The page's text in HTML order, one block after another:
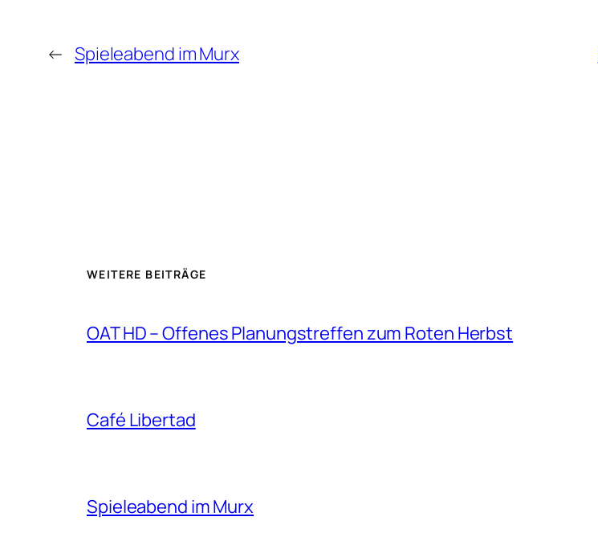
← Spieleabend im Murx
WEITERE BEITRÄGE
OAT HD – Offenes Planungstreffen zum Roten Herbst
Café Libertad
Spieleabend im Murx